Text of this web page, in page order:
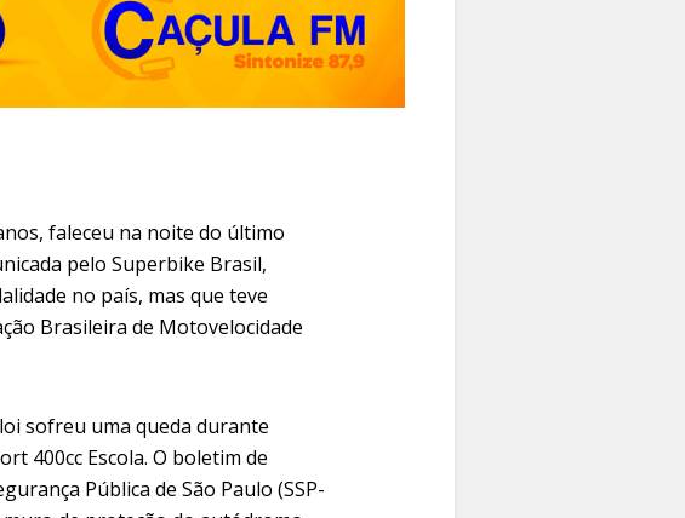
faleceu na noite do último
pelo Superbike Brasil,
no país, mas que teve
Brasileira de Motovelocidade
sofreu uma queda durante
400cc Escola. O boletim de
Pública de São Paulo (SSP-